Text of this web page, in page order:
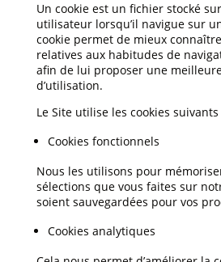
Un cookie est un fichier stocké
utilisateur lorsqu’il navigue sur
cookie permet de mieux
relatives aux habitudes de
afin de lui proposer une
d’utilisation.
Le Site utilise les cookies suivants
Cookies fonctionnels
Nous les utilisons pour
sélections que vous faites sur
soient sauvegardées pour vos
Cookies analytiques